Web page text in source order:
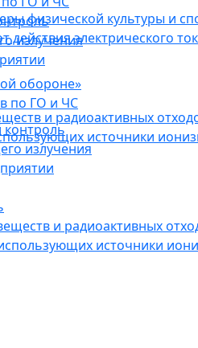
излучения
и радиоактивных
источники
физической культуры и
электрического
обороне»
по ГО и ЧС
контроль
излучения
и радиоактивных
источники